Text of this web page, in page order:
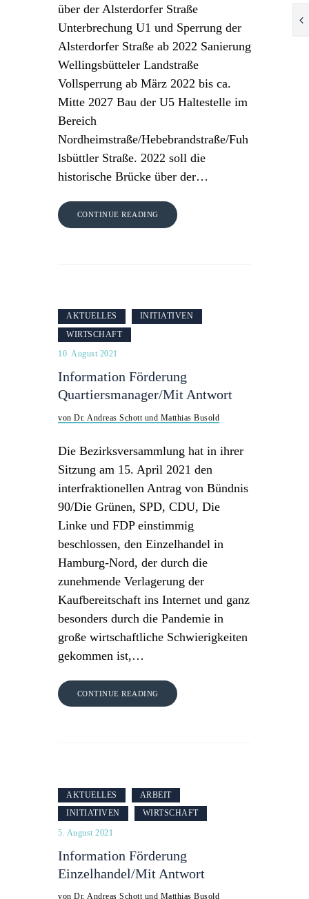
über der Alsterdorfer Straße
Unterbrechung U1 und Sperrung der
Alsterdorfer Straße ab 2022 Sanierung
Wellingsbütteler Landstraße
Vollsperrung ab März 2022 bis ca.
Mitte 2027 Bau der U5 Haltestelle im
Bereich
Nordheimstraße/Hebebrandstraße/Fuh
lsbüttler Straße. 2022 soll die
historische Brücke über der…
CONTINUE READING
AKTUELLES
INITIATIVEN
WIRTSCHAFT
10. August 2021
Information Förderung
Quartiersmanager/Mit Antwort
von Dr. Andreas Schott und Matthias Busold
Die Bezirksversammlung hat in ihrer
Sitzung am 15. April 2021 den
interfraktionellen Antrag von Bündnis
90/Die Grünen, SPD, CDU, Die
Linke und FDP einstimmig
beschlossen, den Einzelhandel in
Hamburg-Nord, der durch die
zunehmende Verlagerung der
Kaufbereitschaft ins Internet und ganz
besonders durch die Pandemie in
große wirtschaftliche Schwierigkeiten
gekommen ist,…
CONTINUE READING
AKTUELLES
ARBEIT
INITIATIVEN
WIRTSCHAFT
5. August 2021
Information Förderung
Einzelhandel/Mit Antwort
von Dr. Andreas Schott und Matthias Busold